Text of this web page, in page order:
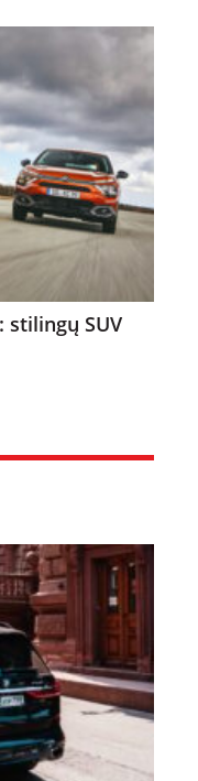
stilingų SUV